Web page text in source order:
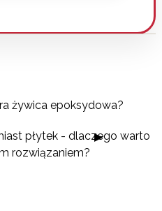
żywica epoksydowa?
płytek - dlaczego warto
rozwiązaniem?